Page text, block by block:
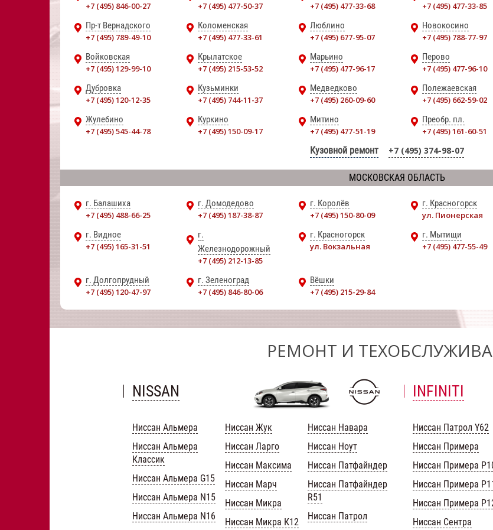
+7 (495) 846-00-27
+7 (495) 477-50-37
+7 (495) 477-33-68
+7 (495) 477-33-85
Пр-т Вернадского
+7 (495) 789-49-10
Коломенская
+7 (495) 477-33-61
Люблино
+7 (495) 677-95-07
Новокосино
+7 (495) 788-77-97
Войковская
+7 (495) 129-99-10
Крылатское
+7 (495) 215-53-52
Марьино
+7 (495) 477-96-17
Перово
+7 (495) 477-96-10
Дубровка
+7 (495) 120-12-35
Кузьминки
+7 (495) 744-11-37
Медведково
+7 (495) 260-09-60
Полежаевская
+7 (495) 662-59-02
Жулебино
+7 (495) 545-44-78
Куркино
+7 (495) 150-09-17
Митино
+7 (495) 477-51-19
Преобр. пл.
+7 (495) 161-60-51
Кузовной ремонт +7 (495) 374-98-07
МОСКОВСКАЯ ОБЛАСТЬ
г. Балашиха
+7 (495) 488-66-25
г. Домодедово
+7 (495) 187-38-87
г. Королёв
+7 (495) 150-80-09
г. Красногорск
ул. Пионерская
г. Видное
+7 (495) 165-31-51
г.
Железнодорожный
+7 (495) 212-13-85
г. Красногорск
ул. Вокзальная
г. Мытищи
+7 (495) 477-55-49
г. Долгопрудный
+7 (495) 120-47-97
г. Зеленоград
+7 (495) 846-80-06
Вёшки
+7 (495) 215-29-84
РЕМОНТ И
NISSAN INFINITI
Ниссан Альмера
Ниссан Альмера
Классик
Ниссан Альмера G15
Ниссан Альмера N15
Ниссан Альмера N16
Ниссан Жук
Ниссан Ларго
Ниссан Максима
Ниссан Марч
Ниссан Микра
Ниссан Микра К12
Ниссан Навара
Ниссан Ноут
Ниссан Патфайндер
Ниссан Патфайндер
R51
Ниссан Патрол
Ниссан Патрол Y62
Ниссан Примера
Ниссан Примера
Ниссан Примера
Ниссан Примера
Ниссан Сентра